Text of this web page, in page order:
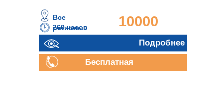
260 часов
10000
руб.
Все
регионы
Подробнее
Бесплатная